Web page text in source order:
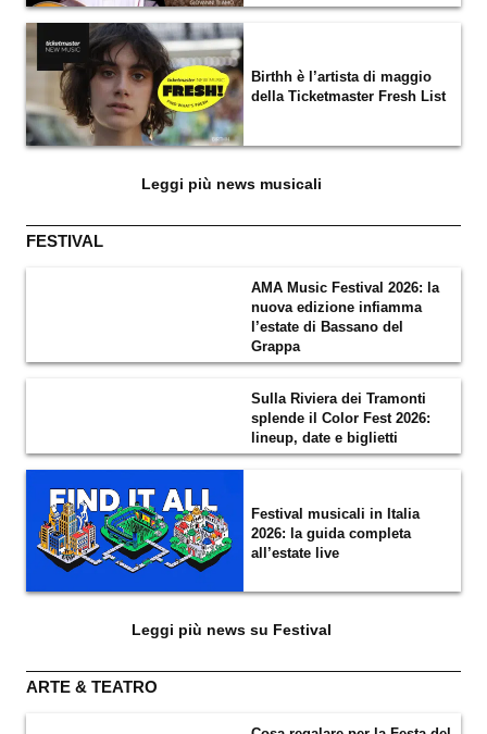
Birthh è l’artista di maggio
della Ticketmaster Fresh List
Leggi più news musicali
FESTIVAL
AMA Music Festival 2026: la
nuova edizione infiamma
l’estate di Bassano del
Grappa
Sulla Riviera dei Tramonti
splende il Color Fest 2026:
lineup, date e biglietti
Festival musicali in Italia
2026: la guida completa
all’estate live
Leggi più news su Festival
ARTE & TEATRO